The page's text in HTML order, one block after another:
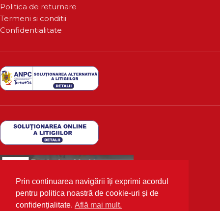
Prin continuarea navigării îți exprimi acordul
pentru politica noastră de cookie-uri și de
confidențialitate. Află mai mult.
Politica de returnare
Termeni si conditii
Confidentialitate